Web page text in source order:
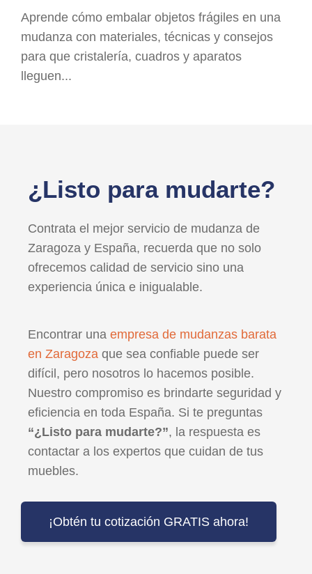
Aprende cómo embalar objetos frágiles en una
mudanza con materiales, técnicas y consejos
para que cristalería, cuadros y aparatos
lleguen...
¿Listo para mudarte?
Contrata el mejor servicio de mudanza de
Zaragoza y España, recuerda que no solo
ofrecemos calidad de servicio sino una
experiencia única e inigualable.
Encontrar una empresa de mudanzas barata
en Zaragoza que sea confiable puede ser
difícil, pero nosotros lo hacemos posible.
Nuestro compromiso es brindarte seguridad y
eficiencia en toda España. Si te preguntas
“¿Listo para mudarte?”, la respuesta es
contactar a los expertos que cuidan de tus
muebles.
¡Obtén tu cotización GRATIS ahora!